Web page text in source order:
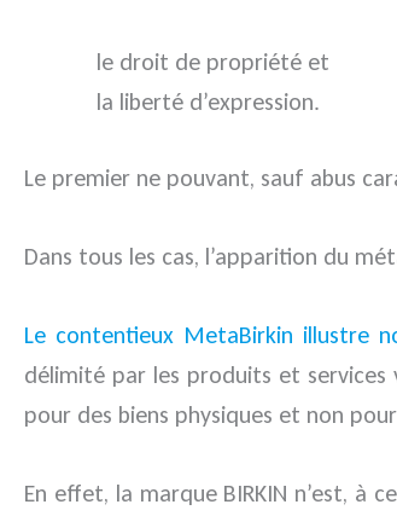
le droit de propriété et
la liberté d’expression.
Le premier ne pouvant, sauf abus
Dans tous les cas, l’apparition du
Le contentieux MetaBirkin illustre
délimité par les produits et
pour des biens physiques et non
En effet, la marque BIRKIN n’est, à